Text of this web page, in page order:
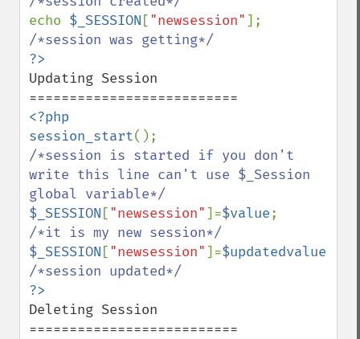
echo $_SESSION ["newsession"
Updating Session
<?php
session_start
/*session is started if you don't
write this line can't use $_Session
$_SESSION ["newsession"]=$value
$_SESSION ["newsession"]=$updatedvalue
Deleting Session